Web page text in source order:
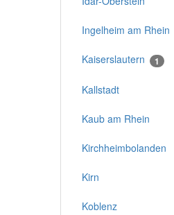
Ingelheim am Rhein
Kaiserslautern 1
Kallstadt
Kaub am Rhein
Kirchheimbolanden
Kirn
Koblenz